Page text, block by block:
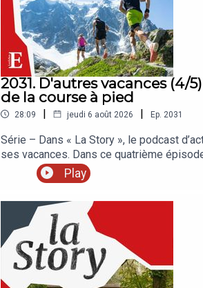
2031. D'autres vacances (4/
de la course à pied
28:09 | jeudi 6 août 2026 | Ep. 2031
Série – Dans « La Story », le podcast
ses vacances. Dans ce quatrième
vraiment l’essentiel ? La Sélection des
Retrouvez nos meilleures offres
Réalisation : Nicolas Jean. Chargée de
: Ville d’Agde, Journal L’Agathois, extrait
Play